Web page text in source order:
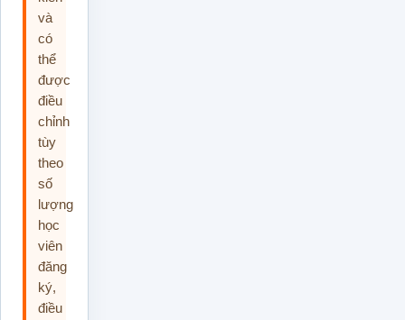
và
có
thể
được
điều
chỉnh
tùy
theo
số
lượng
học
viên
đăng
ký,
điều